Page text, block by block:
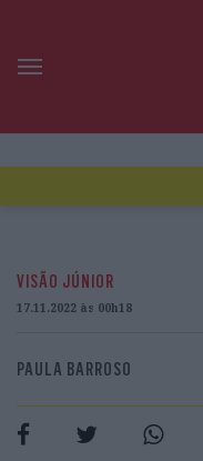
VISÃO JÚNIOR
17.11.2022 às 00h18
PAULA BARROSO